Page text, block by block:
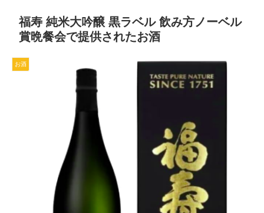
福寿 純米大吟醸 黒ラベル 飲み方ノーベル
賞晩餐会で提供されたお酒
お酒